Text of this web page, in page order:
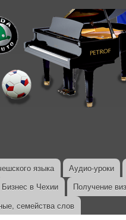
языка
Аудио-уроки
Бизнес в Чехии
Получение
семейства слов